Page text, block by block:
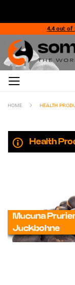
Inhalt
4.4out of
HOME HEALTH
Health
Mucuna
Juckbohne